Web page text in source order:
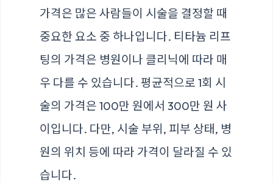
가격은 많은 사람들이 시술을 결정할 때
중요한 요소 중 하나입니다. 티타늄 리프
팅의 가격은 병원이나 클리닉에 따라 매
우 다를 수 있습니다. 평균적으로 1회 시
술의 가격은 100만 원에서 300만 원 사
이입니다. 다만, 시술 부위, 피부 상태, 병
원의 위치 등에 따라 가격이 달라질 수 있
습니다.